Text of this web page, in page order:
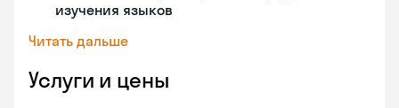
изучения языков
Читать дальше
Услуги и цены